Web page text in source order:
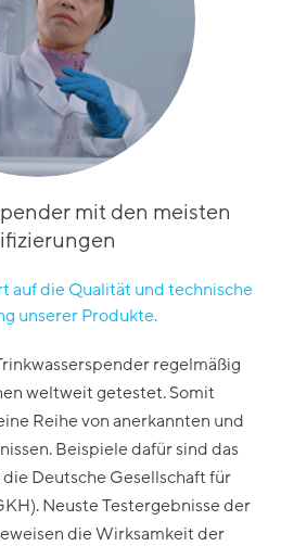
mit den meisten
auf die Qualität und technische
unserer Produkte.
regelmäßig
weltweit getestet. Somit
Reihe von anerkannten und
Beispiele dafür sind das
Deutsche Gesellschaft für
Neuste Testergebnisse der
die Wirksamkeit der